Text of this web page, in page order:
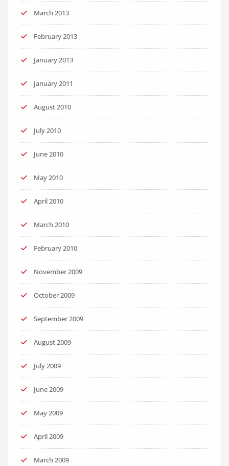
March 2013
February 2013
January 2013
January 2011
August 2010
July 2010
June 2010
May 2010
April 2010
March 2010
February 2010
November 2009
October 2009
September 2009
August 2009
July 2009
June 2009
May 2009
April 2009
March 2009